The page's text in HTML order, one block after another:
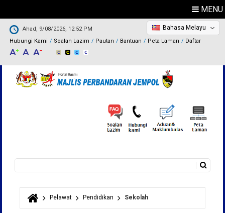
MENU
Ahad, 9/08/2026, 12:52 PM
Hubungi Kami
Soalan Lazim Pautan Bantuan Peta Laman Daftar
Bahasa Melayu
Borang carian
Anda di sini
Pelawat Pendidikan Sekolah